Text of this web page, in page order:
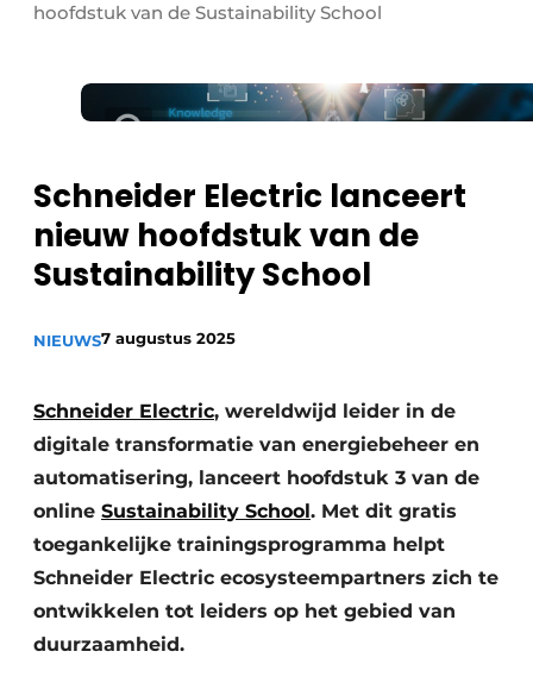
Eigen content aanleveren
Nieuwsbrief
Podcasts
Privacy / Cookie statement
Vacature aanmelden
Vacatures
hoofdstuk van de Sustainability School ​
Schneider Electric lanceert
nieuw hoofdstuk van de
Sustainability School ​
NIEUWS7 augustus 2025
Schneider Electric, wereldwijd leider in de
digitale transformatie van energiebeheer en
automatisering, lanceert hoofdstuk 3 van de
online Sustainability School. Met dit gratis
toegankelijke trainingsprogramma helpt
Schneider Electric ecosysteempartners zich te
ontwikkelen tot leiders op het gebied van
duurzaamheid. ​